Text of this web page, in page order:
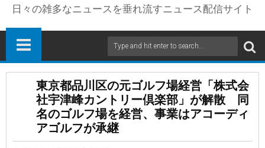
日々の雑多なニュースを垂れ流すニュース配信サイト
東京都品川区の元ゴルフ場経営「株式会
社宇津峰カントリー倶楽部」が解散 同
名のゴルフ場を経営、事業はアコーディ
アゴルフが承継